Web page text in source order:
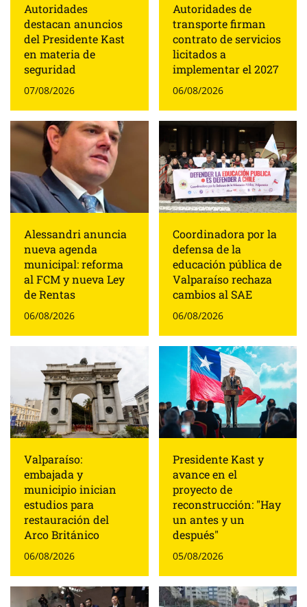
Autoridades
destacan anuncios
del Presidente Kast
en materia de
seguridad
07/08/2026
Autoridades de
transporte firman
contrato de servicios
licitados a
implementar el 2027
06/08/2026
Alessandri anuncia
nueva agenda
municipal: reforma
al FCM y nueva Ley
de Rentas
06/08/2026
Coordinadora por la
defensa de la
educación pública de
Valparaíso rechaza
cambios al SAE
06/08/2026
Valparaíso:
embajada y
municipio inician
estudios para
restauración del
Arco Británico
06/08/2026
Presidente Kast y
avance en el
proyecto de
reconstrucción: "Hay
un antes y un
después"
05/08/2026